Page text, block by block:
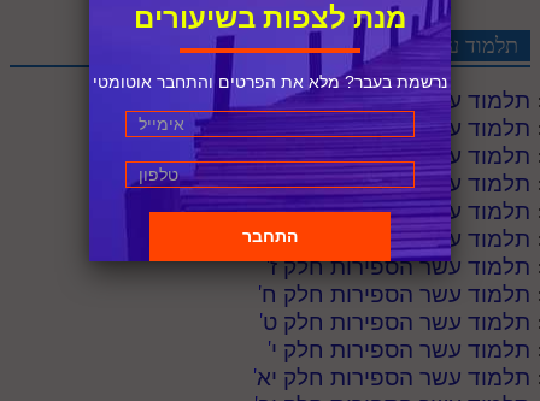
תלמוד עשר הספירות לקריאה
תלמוד עשר הספירות חלק א'
תלמוד עשר הספירות חלק ב
תלמוד עשר הספירות חלק ג'
תלמוד עשר הספירות חלק ד'
תלמוד עשר הספירות חלק ה'
תלמוד עשר הספירות חלק ו'
תלמוד עשר הספירות חלק ז'
תלמוד עשר הספירות חלק ח'
תלמוד עשר הספירות חלק ט'
תלמוד עשר הספירות חלק י'
תלמוד עשר הספירות חלק יא'
מנת לצפות בשיעורים
נרשמת בעבר? מלא את הפרטים והתחבר אוטומטי